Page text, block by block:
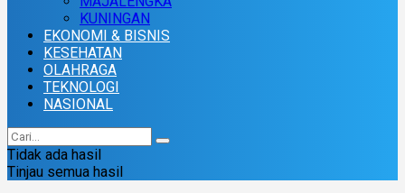
KUNINGAN
EKONOMI & BISNIS
KESEHATAN
OLAHRAGA
TEKNOLOGI
NASIONAL
Tidak ada hasil
Tinjau semua hasil